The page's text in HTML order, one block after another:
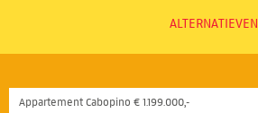
ALTERNATIEVEN
Appartement Cabopino € 1.199.000,-